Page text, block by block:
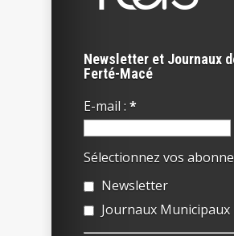
Newsletter et Journaux
Ferté-Macé
E-mail : *
Sélectionnez vos
Newsletter
Journaux Municipaux